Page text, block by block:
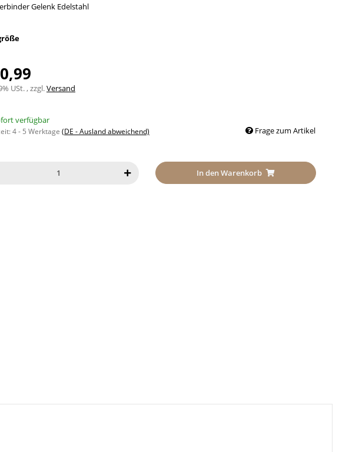
Gelenk Edelstahl
USt. , zzgl.Versand
verfügbar
4 - 5 Werktage (DE - Ausland abweichend) Frage zum Artikel
In den Warenkorb